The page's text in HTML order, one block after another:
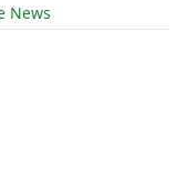
News